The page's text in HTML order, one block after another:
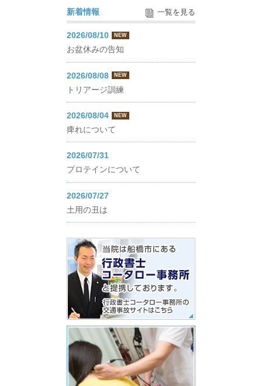
新着情報 一覧を見る
2026/08/10 NEW
お盆休みの告知
2026/08/08 NEW
トリアージ訓練
2026/08/04 NEW
痺れについて
2026/07/31
プロテインについて
2026/07/27
土用の丑は